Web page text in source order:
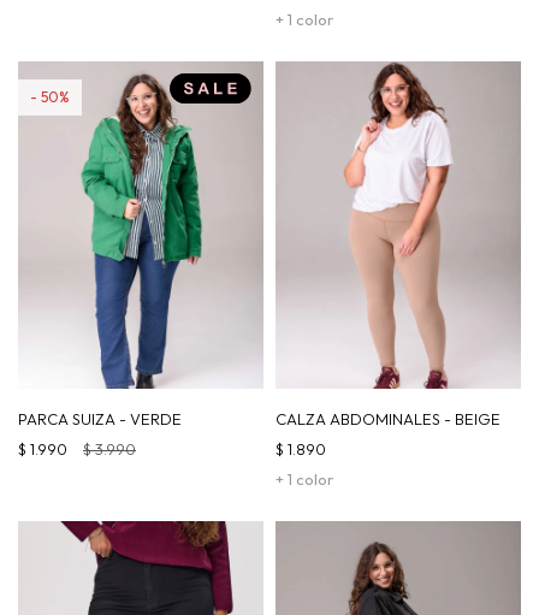
+ 1 color
PARCA SUIZA - VERDE
$ 1.990 $3.990
50
CALZA ABDOMINALES - BEIGE
+ 1 color
$ 1.890